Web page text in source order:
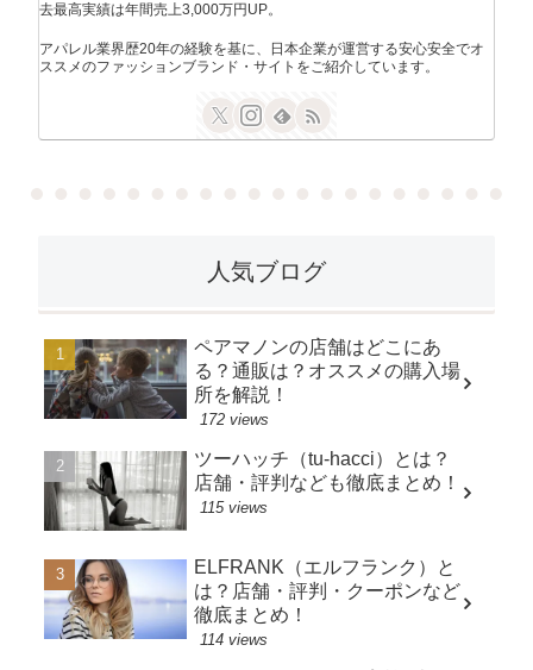
去最高実績は年間売上3,000万円UP。
アパレル業界歴20年の経験を基に、日本企業が運営する安心安全でオ
ススメのファッションブランド・サイトをご紹介しています。
人気ブログ
ペアマノンの店舗はどこにあ
る？通販は？オススメの購入場
所を解説！
172 views
ツーハッチ（tu-hacci）とは？
店舗・評判なども徹底まとめ！
115 views
ELFRANK（エルフランク）と
は？店舗・評判・クーポンなど
徹底まとめ！
114 views